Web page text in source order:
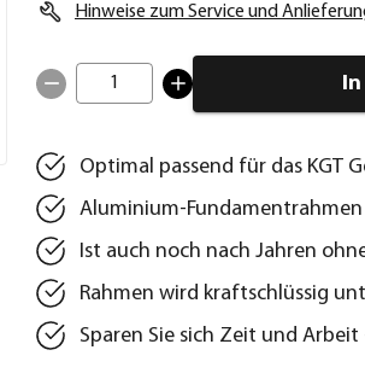
Hinweise zum Service und
1
Optimal passend für das KGT
Aluminium-
Ist auch noch nach Jahren
Rahmen wird kraftschlüssig
Sparen Sie sich Zeit und